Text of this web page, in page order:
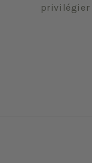
privilégier